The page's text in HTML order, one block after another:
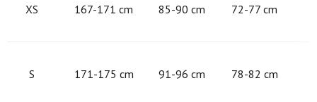
XS 167-171 cm 85-90 cm 72-77 cm
S 171-175 cm 91-96 cm 78-82 cm